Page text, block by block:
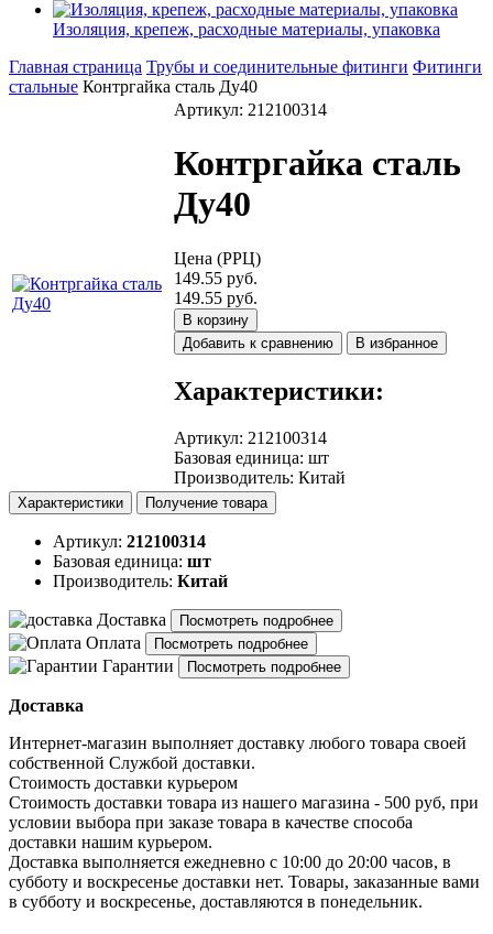
Изоляция, крепеж, расходные материалы, упаковка
Главная страница Трубы и соединительные фитинги Фитинги
стальные Контргайка сталь Ду40
Артикул: 212100314
Контргайка сталь
Ду40
Цена (РРЦ)
149.55 руб.
149.55 руб.
В корзину
Добавить к сравнению
В избранное
Характеристики:
Артикул: 212100314
Базовая единица: шт
Производитель: Китай
Характеристики Получение товара
Артикул: 212100314
Базовая единица: шт
Производитель: Китай
Доставка Посмотреть подробнее
Оплата Посмотреть подробнее
Гарантии Посмотреть подробнее
Доставка
Интернет-магазин выполняет доставку любого товара своей
собственной Службой доставки.
Стоимость доставки курьером
Стоимость доставки товара из нашего магазина - 500 руб, при
условии выбора при заказе товара в качестве способа
доставки нашим курьером.
Доставка выполняется ежедневно с 10:00 до 20:00 часов, в
субботу и воскресенье доставки нет. Товары, заказанные вами
в субботу и воскресенье, доставляются в понедельник.